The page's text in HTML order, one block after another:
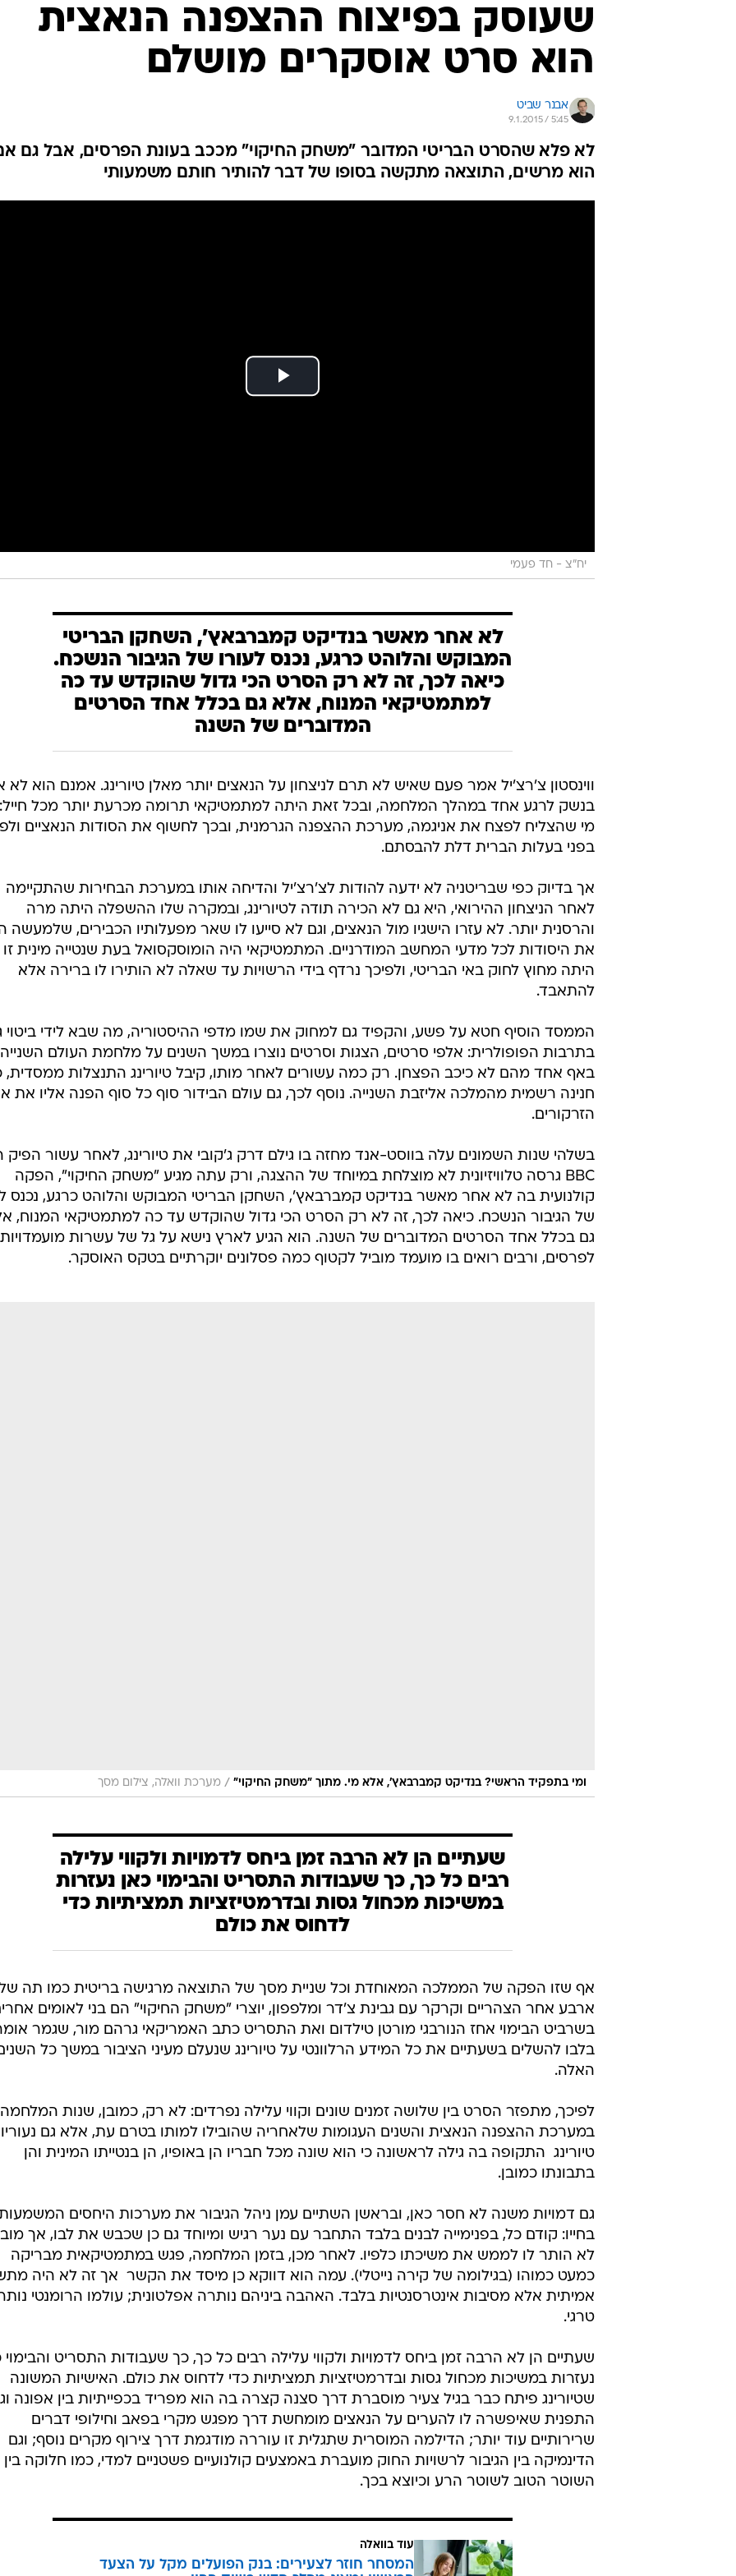
שעוסק בפיצוח ההצפנה הנאצית
הוא סרט אוסקרים מושלם
אבנר שביט
9.1.2015 / 5:45
לא פלא שהסרט הבריטי המדובר "משחק החיקוי" מככב בעונת הפרסים, אבל גם
הוא מרשים, התוצאה מתקשה בסופו של דבר להותיר חותם משמעותי
יח"צ - חד פעמי
לא אחר מאשר בנדיקט קמברבאץ', השחקן הבריטי
המבוקש והלוהט כרגע, נכנס לעורו של הגיבור הנשכח.
כיאה לכך, זה לא רק הסרט הכי גדול שהוקדש עד כה
למתמטיקאי המנוח, אלא גם בכלל אחד הסרטים
המדוברים של השנה
ווינסטון צ'רצ'יל אמר פעם שאיש לא תרם לניצחון על הנאצים יותר מאלן טיורינג. אמנם הוא לא
בנשק לרגע אחד במהלך המלחמה, ובכל זאת היתה למתמטיקאי תרומה מכרעת יותר מכל
מי שהצליח לפצח את אניגמה, מערכת ההצפנה הגרמנית, ובכך לחשוף את הסודות הנאציים
בפני בעלות הברית דלת להבסתם.
אך בדיוק כפי שבריטניה לא ידעה להודות לצ'רצ'יל והדיחה אותו במערכת הבחירות שהתקיימה
לאחר הניצחון ההירואי, היא גם לא הכירה תודה לטיורינג, ובמקרה שלו ההשפלה היתה מרה
והרסנית יותר. לא עזרו הישגיו מול הנאצים, וגם לא סייעו לו שאר מפעלותיו הכבירים, שלמעשה
את היסודות לכל מדעי המחשב המודרניים. המתמטיקאי היה הומוסקסואל בעת שנטייה מינית זו
היתה מחוץ לחוק באי הבריטי, ולפיכך נרדף בידי הרשויות עד שאלה לא הותירו לו ברירה אלא
להתאבד.
הממסד הוסיף חטא על פשע, והקפיד גם למחוק את שמו מדפי ההיסטוריה, מה שבא לידי ביטוי
בתרבות הפופולרית: אלפי סרטים, הצגות וסרטים נוצרו במשך השנים על מלחמת העולם
באף אחד מהם לא כיכב הפצחן. רק כמה עשורים לאחר מותו, קיבל טיורינג התנצלות ממסדית,
חנינה רשמית מהמלכה אליזבת השנייה. נוסף לכך, גם עולם הבידור סוף כל סוף הפנה אליו את
הזרקורים.
בשלהי שנות השמונים עלה בווסט-אנד מחזה בו גילם דרק ג'קובי את טיורינג, לאחר עשור הפיק
BBC גרסה טלוויזיונית לא מוצלחת במיוחד של ההצגה, ורק עתה מגיע "משחק החיקוי", הפקה
קולנועית בה לא אחר מאשר בנדיקט קמברבאץ', השחקן הבריטי המבוקש והלוהט כרגע, נכנס
של הגיבור הנשכח. כיאה לכך, זה לא רק הסרט הכי גדול שהוקדש עד כה למתמטיקאי המנוח,
גם בכלל אחד הסרטים המדוברים של השנה. הוא הגיע לארץ נישא על גל של עשרות מועמדויות
לפרסים, ורבים רואים בו מועמד מוביל לקטוף כמה פסלונים יוקרתיים בטקס האוסקר.
ומי בתפקיד הראשי? בנדיקט קמברבאץ', אלא מי. מתוך "משחק החיקוי" / מערכת וואלה, צילום מסך
שעתיים הן לא הרבה זמן ביחס לדמויות ולקווי עלילה
רבים כל כך, כך שעבודות התסריט והבימוי כאן נעזרות
במשיכות מכחול גסות ובדרמטיזציות תמציתיות כדי
לדחוס את כולם
אף שזו הפקה של הממלכה המאוחדת וכל שניית מסך של התוצאה מרגישה בריטית כמו תה
ארבע אחר הצהריים וקרקר עם גבינת צ'דר ומלפפון, יוצרי "משחק החיקוי" הם בני לאומים
בשרביט הבימוי אחז הנורבגי מורטן טילדום ואת התסריט כתב האמריקאי גרהם מור, שגמר
בלבו להשלים בשעתיים את כל המידע הרלוונטי על טיורינג שנעלם מעיני הציבור במשך כל
האלה.
לפיכך, מתפזר הסרט בין שלושה זמנים שונים וקווי עלילה נפרדים: לא רק, כמובן, שנות המלחמה
במערכת ההצפנה הנאצית והשנים העגומות שלאחריה שהובילו למותו בטרם עת, אלא גם
טיורינג  התקופה בה גילה לראשונה כי הוא שונה מכל חבריו הן באופיו, הן בנטייתו המינית והן
בתבונתו כמובן.
גם דמויות משנה לא חסר כאן, ובראשן השתיים עמן ניהל הגיבור את מערכות היחסים
בחייו: קודם כל, בפנימייה לבנים בלבד התחבר עם נער רגיש ומיוחד גם כן שכבש את לבו, אך
לא הותר לו לממש את משיכתו כלפיו. לאחר מכן, בזמן המלחמה, פגש במתמטיקאית מבריקה
כמעט כמוהו (בגילומה של קירה נייטלי). עמה הוא דווקא כן מיסד את הקשר  אך זה לא היה
אמיתית אלא מסיבות אינטרסנטיות בלבד. האהבה ביניהם נותרה אפלטונית; עולמו הרומנטי
טרגי.
שעתיים הן לא הרבה זמן ביחס לדמויות ולקווי עלילה רבים כל כך, כך שעבודות התסריט והבימוי
נעזרות במשיכות מכחול גסות ובדרמטיזציות תמציתיות כדי לדחוס את כולם. האישיות המשונה
שטיורינג פיתח כבר בגיל צעיר מוסברת דרך סצנה קצרה בה הוא מפריד בכפייתיות בין אפונה
התפנית שאיפשרה לו להערים על הנאצים מומחשת דרך מפגש מקרי בפאב וחילופי דברים
שרירותיים עוד יותר; הדילמה המוסרית שתגלית זו עוררה מודגמת דרך צירוף מקרים נוסף; וגם
הדינמיקה בין הגיבור לרשויות החוק מועברת באמצעים קולנועיים פשטניים למדי, כמו חלוקה בין
השוטר הטוב לשוטר הרע וכיוצא בכך.
עוד בוואלה
המסחר חוזר לצעירים: בנק הפועלים מקל על הצעד